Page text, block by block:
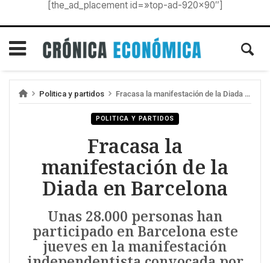
[the_ad_placement id=»top-ad-920×90″]
Politica y partidos Fracasa la manifestación de la Diada en Barcelona
POLITICA Y PARTIDOS
Fracasa la
manifestación de la
Diada en Barcelona
Unas 28.000 personas han
participado en Barcelona este
jueves en la manifestación